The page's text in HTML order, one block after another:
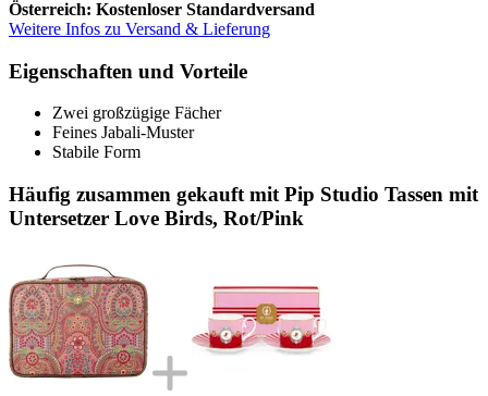
Österreich: Kostenloser Standardversand
Weitere Infos zu Versand & Lieferung
Eigenschaften und Vorteile
Zwei großzügige Fächer
Feines Jabali-Muster
Stabile Form
Häufig zusammen gekauft mit Pip Studio Tassen mit
Untersetzer Love Birds, Rot/Pink